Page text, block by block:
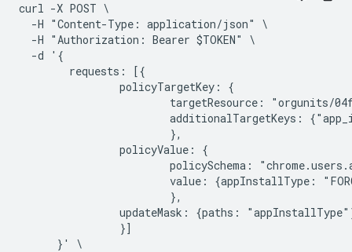
curl -X POST \
  -H "Content-Type: application/json" \
  -H "Authorization: Bearer $TOKEN" \
  -d '{
        requests: [{
                policyTargetKey: {
targetResource: "orgunits/
additionalTargetKeys:
                        },
                policyValue: {
policySchema:
value: {appInstallType:
                        },
updateMask: {paths:
                }]
      }' \